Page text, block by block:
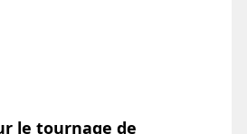
le tournage de